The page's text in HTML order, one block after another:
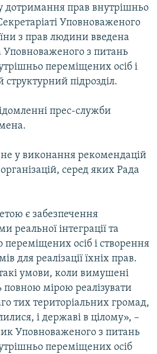
дотримання прав внутрішньо
Уповноваженого
з прав людини введена
Уповноваженого з питань
переміщених осіб і
структурний підрозділ.
прес-служби
у виконання рекомендацій
серед яких Рада
є забезпечення
інтеграції та
переміщених осіб і створення
для реалізації їхніх прав.
умови, коли вимушені
повною мірою реалізувати
тих територіальних громад,
і державі в цілому», –
Уповноваженого з питань
переміщених осіб